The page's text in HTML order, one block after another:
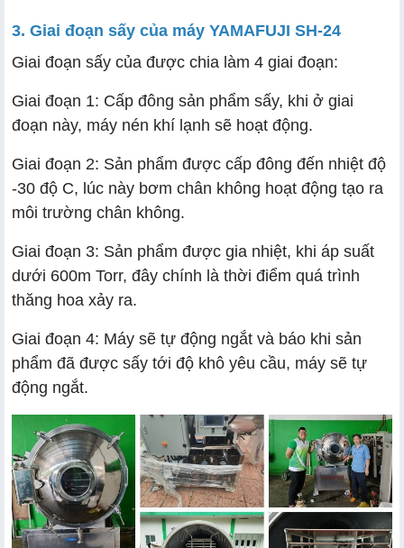
3. Giai đoạn sấy của máy YAMAFUJI SH-24
Giai đoạn sấy của được chia làm 4 giai đoạn:
Giai đoạn 1: Cấp đông sản phẩm sấy, khi ở giai
đoạn này, máy nén khí lạnh sẽ hoạt động.
Giai đoạn 2: Sản phẩm được cấp đông đến nhiệt độ
-30 độ C, lúc này bơm chân không hoạt động tạo ra
môi trường chân không.
Giai đoạn 3: Sản phẩm được gia nhiệt, khi áp suất
dưới 600m Torr, đây chính là thời điểm quá trình
thăng hoa xảy ra.
Giai đoạn 4: Máy sẽ tự động ngắt và báo khi sản
phẩm đã được sấy tới độ khô yêu cầu, máy sẽ tự
động ngắt.